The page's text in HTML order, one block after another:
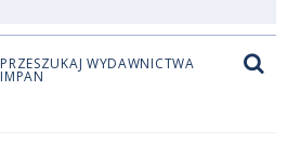
PRZESZUKAJ WYDAWNICTWA
IMPAN